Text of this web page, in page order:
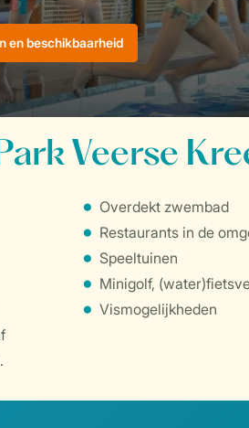
en beschikbaarheid
Veerse
Overdekt zwembad
Restaurants in de
Speeltuinen
Minigolf,
Vismogelijkheden